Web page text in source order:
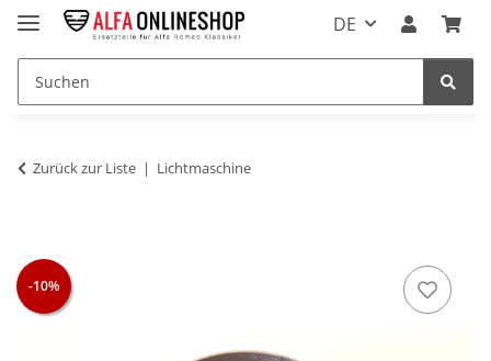
DE
Zurück zur Liste Lichtmaschine
-10%